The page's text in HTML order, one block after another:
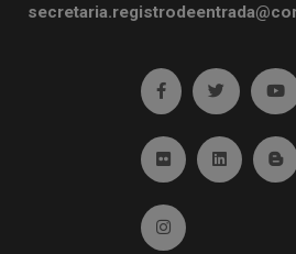
Ir a facebook
Ir a
Ir a Flickr (abre
Ir a Ir
Ir a Instagram